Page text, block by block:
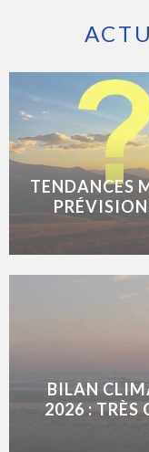
TENDANCES
BILAN
2026 : TRÈS